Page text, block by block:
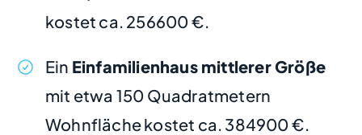
kostet ca. 256600 €.
Ein Einfamilienhaus mittlerer Größe
mit etwa 150 Quadratmetern
Wohnfläche kostet ca. 384900 €.